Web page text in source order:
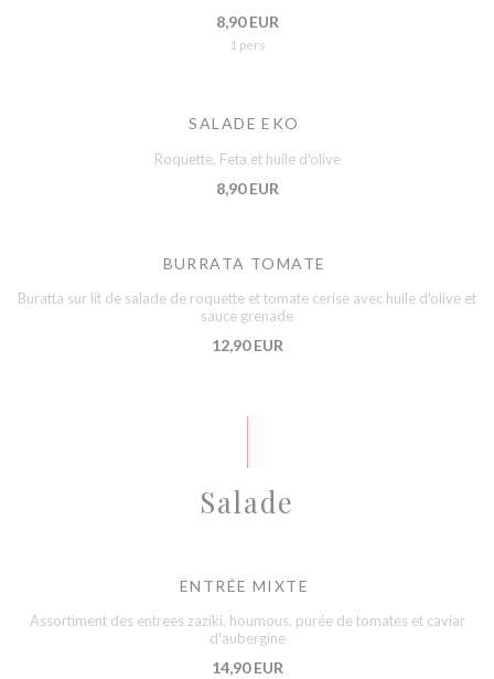
8,90 EUR
1 pers
SALADE EKO
Roquette, Feta et huile d'olive
8,90 EUR
BURRATA TOMATE
Buratta sur lit de salade de roquette et tomate cerise avec huile d'olive et
sauce grenade
12,90 EUR
Salade
ENTRÉE MIXTE
Assortiment des entrees zaziki, houmous, purée de tomates et caviar
d'aubergine
14,90 EUR